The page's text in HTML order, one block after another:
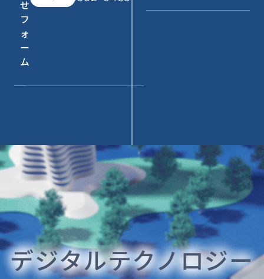
せ
フ
ォ
ー
ム
デジタルテクノロジー